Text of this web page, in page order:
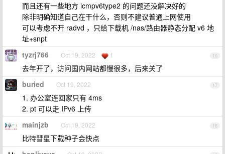
而且还有一些地方 icmpv6type2 的问题还没解决好的
除非明确知道自己在干什么，否则不建议普通上网使用
可以考虑不开 radvd ，只给下载机 /nas/路由器静态分配 v6 地
址+snpt
16
tyzrj766 Oct 19, 2022 1
去年开了，访问国内网站都慢很多，后来关了
17
buried Oct 19, 2022
1. 办公室连回家只有 4ms
2. pt 可以走 IPv6 上传
18
mainjzb Oct 19, 2022
比特彗星下载种子会快点